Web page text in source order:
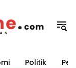
Politik